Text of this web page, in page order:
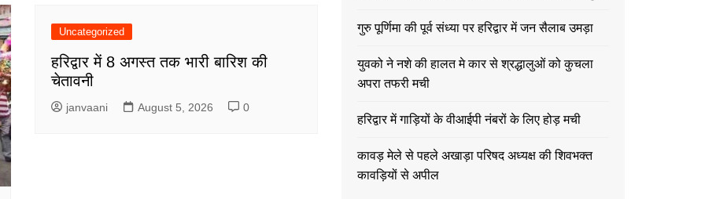
Uncategorized
हरिद्वार में 8 अगस्त तक भारी बारिश की
चेतावनी
janvaani August 5, 2026 0
गुरु पूर्णिमा की पूर्व संध्या पर हरिद्वार में जन सैलाब उमड़ा
युवको ने नशे की हालत मे कार से श्रद्धालुओं को कुचला
अपरा तफरी मची
हरिद्वार में गाड़ियों के वीआईपी नंबरों के लिए होड़ मची
कावड़ मेले से पहले अखाड़ा परिषद अध्यक्ष की शिवभक्त
कावड़ियों से अपील